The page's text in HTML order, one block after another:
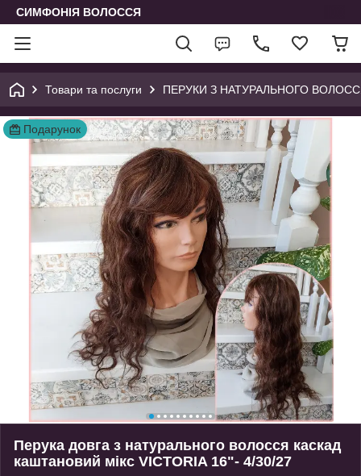
СИМФОНІЯ ВОЛОССЯ
Товари та послуги ПЕРУКИ З НАТУРАЛЬНОГО ВОЛОССЯ
Подарунок
Перука довга з натурального волосся каскад
каштановий мікс VICTORIA 16"- 4/30/27